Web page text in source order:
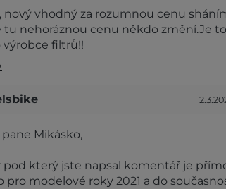
nový vhodný za rozumnou cenu
tu nehoráznou cenu někdo změní.Je to
výrobce filtrů!!
Mikásko,
pod který jste napsal komentář je
pro modelové roky 2021 a do